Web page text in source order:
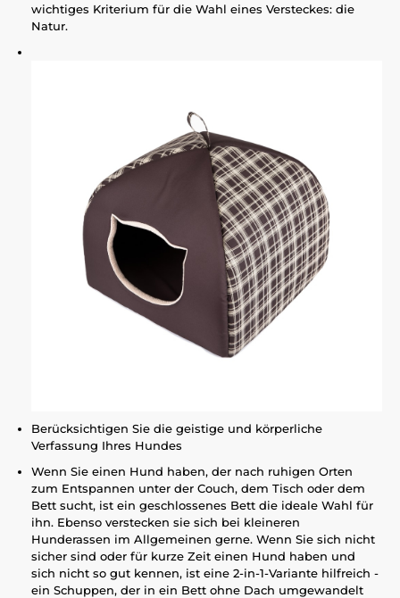
wichtiges Kriterium für die Wahl eines Versteckes: die
Natur.
Berücksichtigen Sie die geistige und körperliche
Verfassung Ihres Hundes
Wenn Sie einen Hund haben, der nach ruhigen Orten
zum Entspannen unter der Couch, dem Tisch oder dem
Bett sucht, ist ein geschlossenes Bett die ideale Wahl für
ihn. Ebenso verstecken sie sich bei kleineren
Hunderassen im Allgemeinen gerne. Wenn Sie sich nicht
sicher sind oder für kurze Zeit einen Hund haben und
sich nicht so gut kennen, ist eine 2-in-1-Variante hilfreich -
ein Schuppen, der in ein Bett ohne Dach umgewandelt